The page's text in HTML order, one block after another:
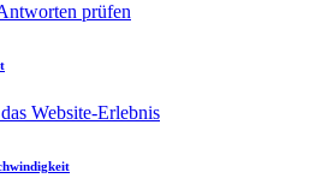
prüfen
Website-Erlebnis